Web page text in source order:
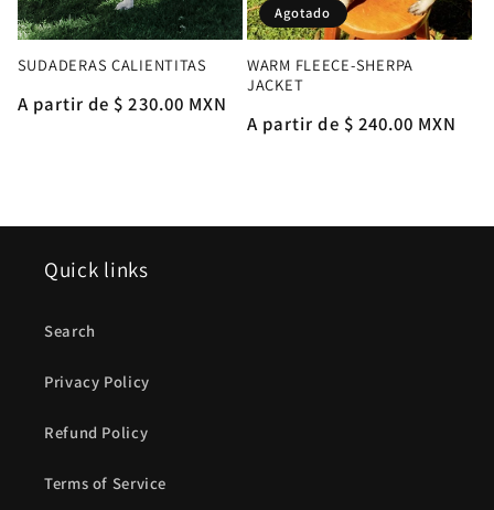
SUDADERAS CALIENTITAS
Precio
A partir de $ 230.00 MXN
Agotado
WARM FLEECE-SHERPA
JACKET
Precio
A partir de $ 240.00 MXN
Quick links
Search
Privacy Policy
Refund Policy
Terms of Service